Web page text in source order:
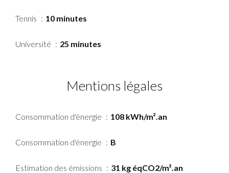
Tennis 10 minutes
Université 25 minutes
Mentions légales
Consommation d'énergie 108 kWh/m².an
Consommation d'énergie B
Estimation des émissions 31 kg éqCO2/m².an